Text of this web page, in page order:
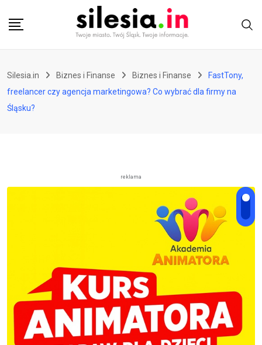
Silesia.in Biznes i Finanse Biznes i Finanse
FastTony,
freelancer czy agencja marketingowa? Co wybrać dla firmy na
Śląsku?
reklama